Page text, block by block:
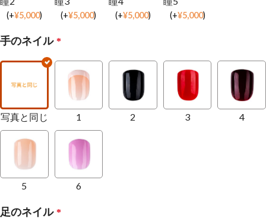
(+¥5,000) (+¥5,000) (+¥5,000) (+¥5,000)
手のネイル *
写真と同じ 1 2 3 4
5 6
足のネイル *